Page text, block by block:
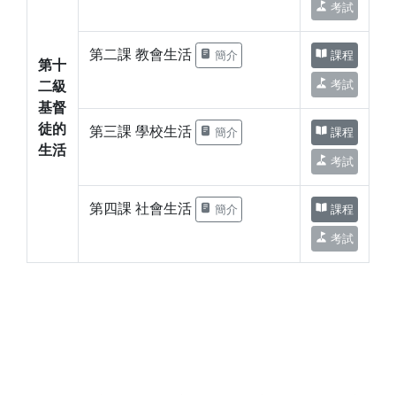
第十
二級
基督
徒的
生活
考試
第二課 教會生活 簡介 課程
考試
第三課 學校生活 簡介 課程
考試
第四課 社會生活 簡介 課程
考試